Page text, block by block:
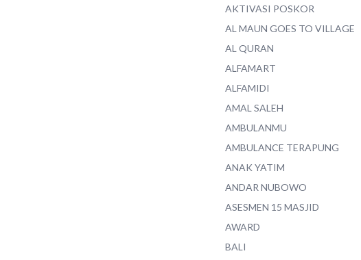
AKTIVASI POSKOR
AL MAUN GOES TO VILLAGE
AL QURAN
ALFAMART
ALFAMIDI
AMAL SALEH
AMBULANMU
AMBULANCE TERAPUNG
ANAK YATIM
ANDAR NUBOWO
ASESMEN 15 MASJID
AWARD
BALI